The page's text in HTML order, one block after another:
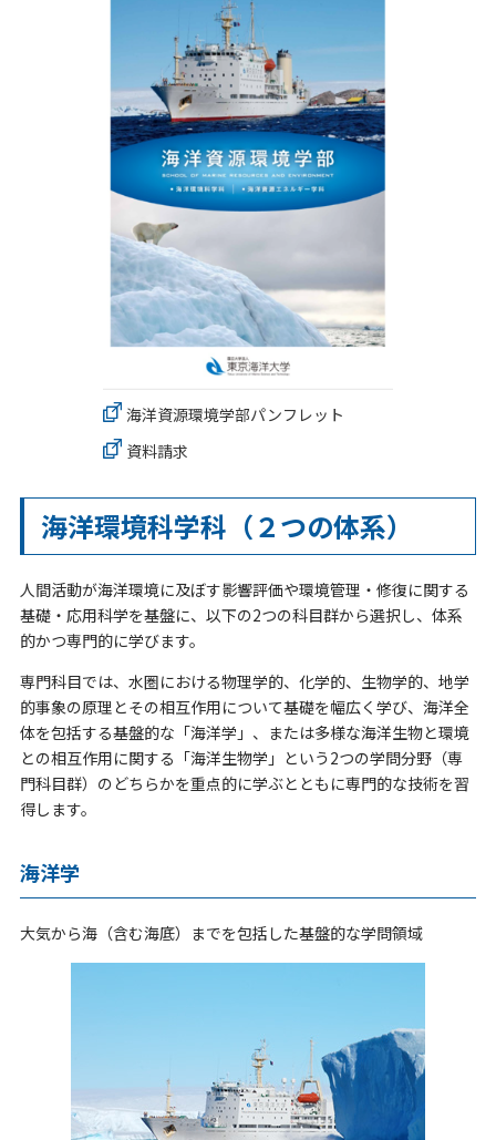
海洋資源環境学部パンフレット
資料請求
海洋環境科学科（２つの体系）
人間活動が海洋環境に及ぼす影響評価や環境管理・修復に関する
基礎・応用科学を基盤に、以下の2つの科目群から選択し、体系
的かつ専門的に学びます。
専門科目では、水圏における物理学的、化学的、生物学的、地学
的事象の原理とその相互作用について基礎を幅広く学び、海洋全
体を包括する基盤的な「海洋学」、または多様な海洋生物と環境
との相互作用に関する「海洋生物学」という2つの学問分野（専
門科目群）のどちらかを重点的に学ぶとともに専門的な技術を習
得します。
海洋学
大気から海（含む海底）までを包括した基盤的な学問領域